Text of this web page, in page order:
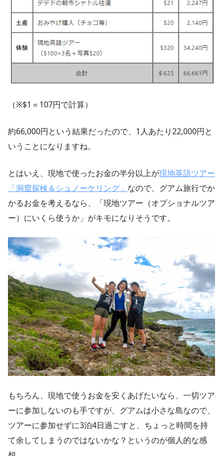
（※$1＝107円で計算）
約66,000円という結果だったので、1人あたり22,000円と
いうことになりますね。
とはいえ、現地で使ったお金の半分以上が現地英語ツアー
「洞窟探検＆シュノーケリング」 なので、グアム旅行でか
かるお金を考えるなら、「現地ツアー（オプショナルツア
ー）にいくら使うか」がキモになりそうです。
もちろん、現地で使うお金を安くあげたいなら、一切ツア
ーに参加しないのも手ですが、グアムは小さな島なので、
ツアーに参加せずに3泊4日過ごすと、ちょっと時間を持
て余してしまうのではないかな？というのが個人的な感